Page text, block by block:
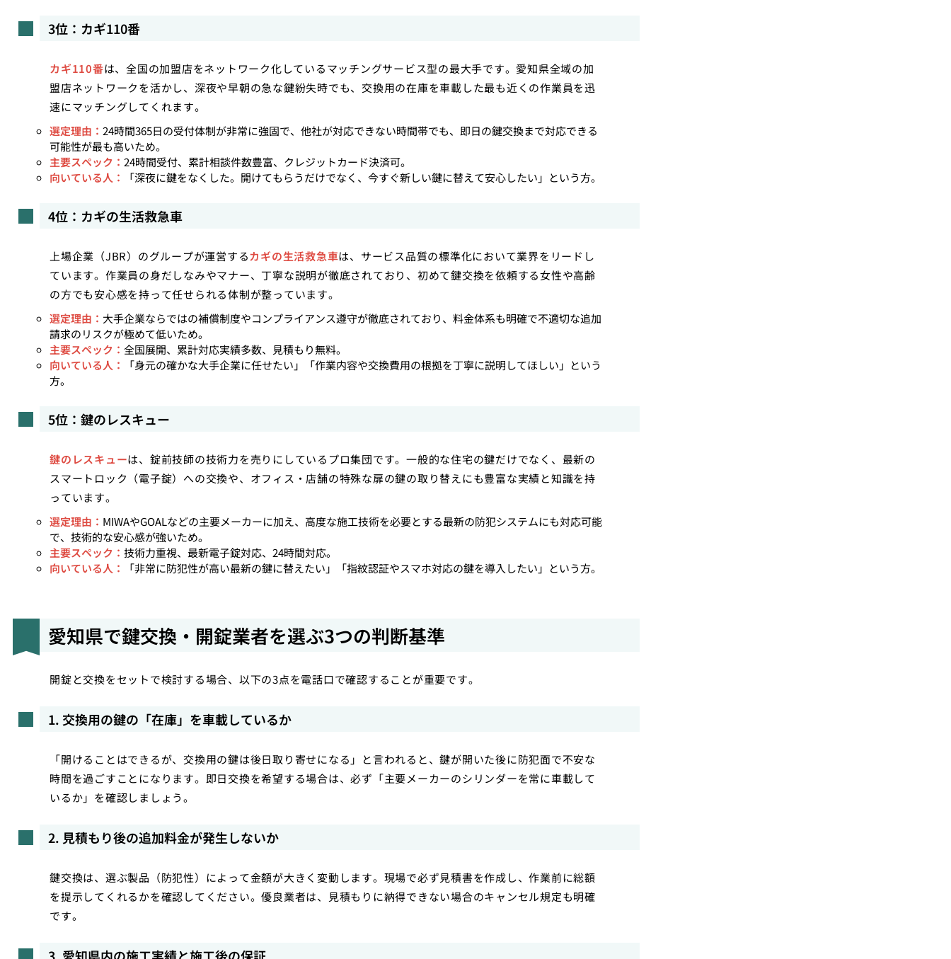
3位：カギ110番
カギ110番は、全国の加盟店をネットワーク化しているマッチングサービス型の最大手です。愛知県全域の加
盟店ネットワークを活かし、深夜や早朝の急な鍵紛失時でも、交換用の在庫を車載した最も近くの作業員を迅
速にマッチングしてくれます。
選定理由： 24時間365日の受付体制が非常に強固で、他社が対応できない時間帯でも、即日の鍵交換まで対応できる
可能性が最も高いため。
主要スペック： 24時間受付、累計相談件数豊富、クレジットカード決済可。
向いている人：
「深夜に鍵をなくした。開けてもらうだけでなく、今すぐ新しい鍵に替えて安心したい」という方。
4位：カギの生活救急車
上場企業（JBR）のグループが運営するカギの生活救急車は、サービス品質の標準化において業界をリードし
ています。作業員の身だしなみやマナー、丁寧な説明が徹底されており、初めて鍵交換を依頼する女性や高齢
の方でも安心感を持って任せられる体制が整っています。
選定理由： 大手企業ならではの補償制度やコンプライアンス遵守が徹底されており、料金体系も明確で不適切な追加
請求のリスクが極めて低いため。
主要スペック： 全国展開、累計対応実績多数、見積もり無料。
向いている人：
「身元の確かな大手企業に任せたい」「作業内容や交換費用の根拠を丁寧に説明してほしい」という
方。
5位：鍵のレスキュー
鍵のレスキューは、錠前技師の技術力を売りにしているプロ集団です。一般的な住宅の鍵だけでなく、最新の
スマートロック（電子錠）への交換や、オフィス・店舗の特殊な扉の鍵の取り替えにも豊富な実績と知識を持
っています。
選定理由： MIWAやGOALなどの主要メーカーに加え、高度な施工技術を必要とする最新の防犯システムにも対応可能
で、技術的な安心感が強いため。
主要スペック： 技術力重視、最新電子錠対応、24時間対応。
向いている人：
「非常に防犯性が高い最新の鍵に替えたい」「指紋認証やスマホ対応の鍵を導入したい」という方。
愛知県で鍵交換・開錠業者を選ぶ3つの判断基準
開錠と交換をセットで検討する場合、以下の3点を電話口で確認することが重要です。
1. 交換用の鍵の「在庫」を車載しているか
「開けることはできるが、交換用の鍵は後日取り寄せになる」と言われると、鍵が開いた後に防犯面で不安な
時間を過ごすことになります。即日交換を希望する場合は、必ず「主要メーカーのシリンダーを常に車載して
いるか」を確認しましょう。
2. 見積もり後の追加料金が発生しないか
鍵交換は、選ぶ製品（防犯性）によって金額が大きく変動します。現場で必ず見積書を作成し、作業前に総額
を提示してくれるかを確認してください。優良業者は、見積もりに納得できない場合のキャンセル規定も明確
です。